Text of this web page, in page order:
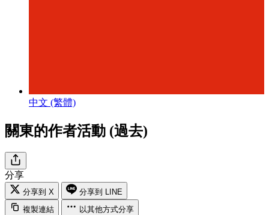
中文 (繁體)
關東的作者活動 (過去)
分享
分享到 X
分享到 LINE
複製連結
以其他方式分享